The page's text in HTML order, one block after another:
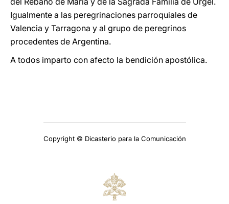
Igualmente a las peregrinaciones parroquiales de
Valencia y Tarragona y al grupo de peregrinos
procedentes de Argentina.
A todos imparto con afecto la bendición apostólica.
Copyright © Dicasterio para la Comunicación